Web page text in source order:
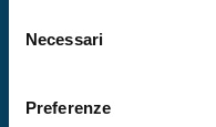
delNecessari
Preferenze
SiS FVG è